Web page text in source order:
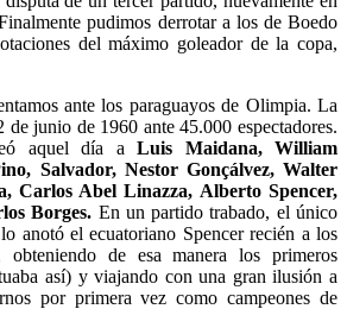
pudimos derrotar a los de Boedo
del máximo goleador de la copa,
ante los paraguayos de Olimpia. La
de junio de 1960 ante 45.000 espectadores.
aquel día a Luis Maidana, William
Salvador, Nestor Gonçálvez, Walter
Carlos Abel Linazza, Alberto Spencer,
Borges. En un partido trabado, el único
anotó el ecuatoriano Spencer recién a los
de esa manera los primeros
así) y viajando con una gran ilusión a
por primera vez como campeones de